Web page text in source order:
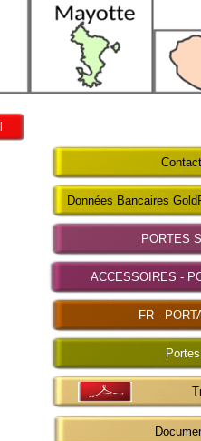
Données Bancaires
PORTES
FR -
ACCESSOIRES -